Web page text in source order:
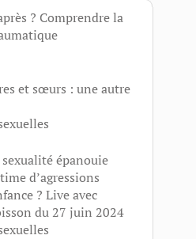
? Comprendre la
et sœurs : une autre
épanouie
d’agressions
? Live avec
du 27 juin 2024